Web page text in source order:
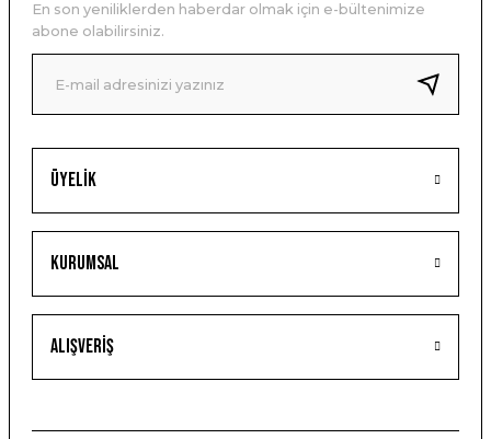
Üyelik
Kurumsal
Alışveriş
En son yeniliklerden haberdar olmak için e-bültenimize
abone olabilirsiniz.